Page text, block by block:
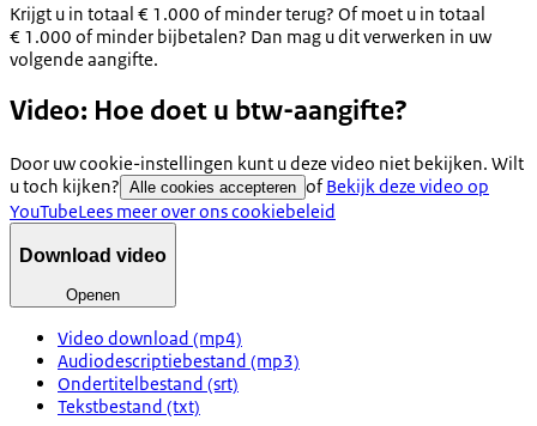
Krijgt u in totaal € 1.000 of minder terug? Of moet u in totaal
€ 1.000 of minder bijbetalen? Dan mag u dit verwerken in uw
volgende aangifte.
Video: Hoe doet u btw-aangifte?
Door uw cookie-instellingen kunt u deze video niet bekijken. Wilt
u toch kijken? Alle cookies accepteren of Bekijk deze video op
YouTubeLees meer over ons cookiebeleid
Download video
Openen
Video download (mp4)
Audiodescriptiebestand (mp3)
Ondertitelbestand (srt)
Tekstbestand (txt)